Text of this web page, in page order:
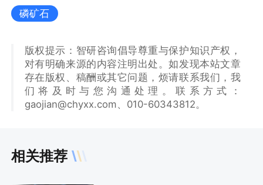
磷矿石
版权提示：智研咨询倡导尊重与保护知识产权，
对有明确来源的内容注明出处。如发现本站文章
存在版权、稿酬或其它问题，烦请联系我们，我
们将及时与您沟通处理。联系方式：
gaojian@chyxx.com、010-60343812。
相关推荐